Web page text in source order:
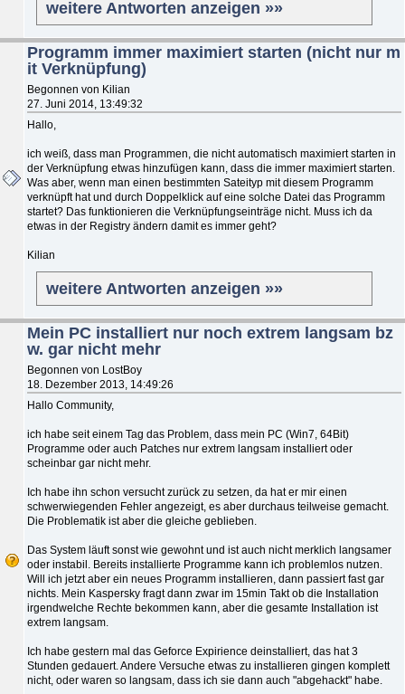
weitere Antworten anzeigen »»
Programm immer maximiert starten (nicht nur m
it Verknüpfung)
Begonnen von Kilian
27. Juni 2014, 13:49:32
Hallo,
ich weiß, dass man Programmen, die nicht automatisch maximiert starten in
der Verknüpfung etwas hinzufügen kann, dass die immer maximiert starten.
Was aber, wenn man einen bestimmten Sateityp mit diesem Programm
verknüpft hat und durch Doppelklick auf eine solche Datei das Programm
startet? Das funktionieren die Verknüpfungseinträge nicht. Muss ich da
etwas in der Registry ändern damit es immer geht?
Kilian
weitere Antworten anzeigen »»
Mein PC installiert nur noch extrem langsam bz
w. gar nicht mehr
Begonnen von LostBoy
18. Dezember 2013, 14:49:26
Hallo Community,
ich habe seit einem Tag das Problem, dass mein PC (Win7, 64Bit)
Programme oder auch Patches nur extrem langsam installiert oder
scheinbar gar nicht mehr.
Ich habe ihn schon versucht zurück zu setzen, da hat er mir einen
schwerwiegenden Fehler angezeigt, es aber durchaus teilweise gemacht.
Die Problematik ist aber die gleiche geblieben.
Das System läuft sonst wie gewohnt und ist auch nicht merklich langsamer
oder instabil. Bereits installierte Programme kann ich problemlos nutzen.
Will ich jetzt aber ein neues Programm installieren, dann passiert fast gar
nichts. Mein Kaspersky fragt dann zwar im 15min Takt ob die Installation
irgendwelche Rechte bekommen kann, aber die gesamte Installation ist
extrem langsam.
Ich habe gestern mal das Geforce Expirience deinstalliert, das hat 3
Stunden gedauert. Andere Versuche etwas zu installieren gingen komplett
nicht, oder waren so langsam, dass ich sie dann auch "abgehackt" habe.